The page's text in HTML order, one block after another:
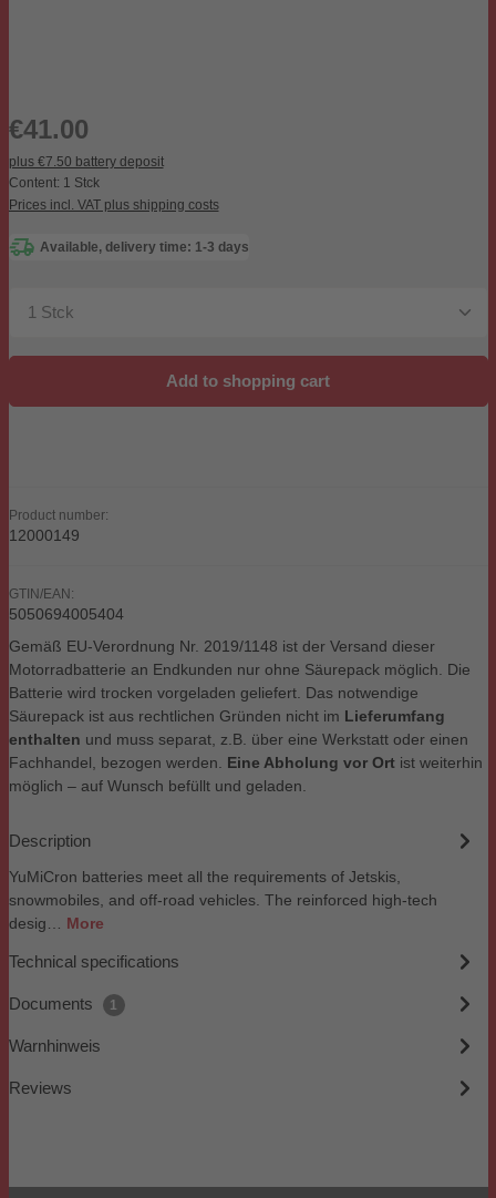
Regular price:
€41.00
plus €7.50 battery deposit
Content: 1 Stck
Prices incl. VAT plus shipping costs
Available, delivery time: 1-3 days
Product Quantity: Enter the desired amount or use
Add to shopping cart
Product number:
12000149
GTIN/EAN:
5050694005404
Gemäß EU-Verordnung Nr. 2019/1148 ist der Versand dieser
Motorradbatterie an Endkunden nur ohne Säurepack möglich. Die
Batterie wird trocken vorgeladen geliefert. Das notwendige
Säurepack ist aus rechtlichen Gründen nicht im Lieferumfang
enthalten und muss separat, z.B. über eine Werkstatt oder einen
Fachhandel, bezogen werden. Eine Abholung vor Ortist weiterhin
möglich – auf Wunsch befüllt und geladen.
Description
YuMiCron batteries meet all the requirements of Jetskis,
snowmobiles, and off-road vehicles. The reinforced high-tech
desig… More
Technical specifications
Documents 1
Warnhinweis
Reviews